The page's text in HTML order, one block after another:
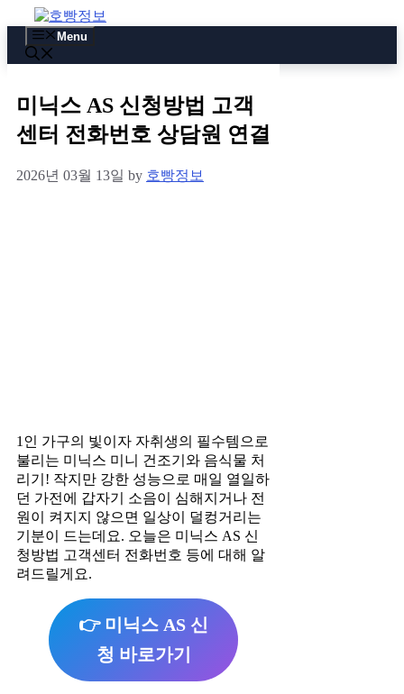
to
content
Menu
미닉스 AS 신청방법 고객
센터 전화번호 상담원 연결
2026년 03월 13일 by 호빵정보
1인 가구의 빛이자 자취생의 필수템으로
불리는 미닉스 미니 건조기와 음식물 처
리기! 작지만 강한 성능으로 매일 열일하
던 가전에 갑자기 소음이 심해지거나 전
원이 켜지지 않으면 일상이 덜컹거리는
기분이 드는데요. 오늘은 미닉스 AS 신
청방법 고객센터 전화번호 등에 대해 알
려드릴게요.
👉 미닉스 AS 신
청 바로가기